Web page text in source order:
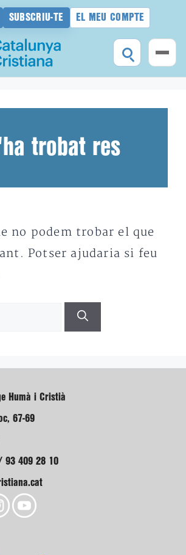
SUBSCRIU-TE EL MEU COMPTE
trobat res
no podem trobar el que
Potser ajudaria si feu
Humà i Cristià
67-69
93 409 28 10